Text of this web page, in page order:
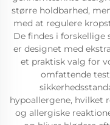
større holdbarhed,
med at regulere
De findes i forskellige
er designet med
et praktisk valg for
omfattende
hypoallergene, hvilket
og allergiske